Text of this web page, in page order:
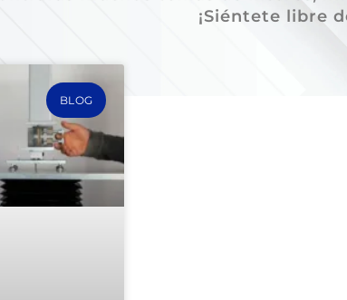
¡Siéntete libre
BLOG